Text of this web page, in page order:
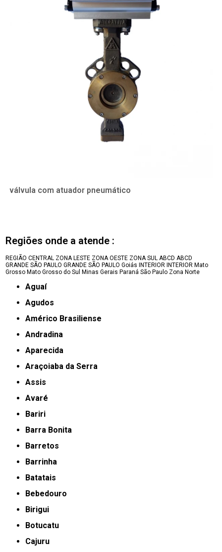
válvula com atuador pneumático
Regiões onde a atende :
REGIÃO CENTRAL ZONA LESTE ZONA OESTE ZONA SUL ABCD ABCD
GRANDE SÃO PAULO GRANDE SÃO PAULO Goiás INTERIOR INTERIOR Mato
Grosso Mato Grosso do Sul Minas Gerais Paraná São Paulo Zona Norte
Aguaí
Agudos
Américo Brasiliense
Andradina
Aparecida
Araçoiaba da Serra
Assis
Avaré
Bariri
Barra Bonita
Barretos
Barrinha
Batatais
Bebedouro
Birigui
Botucatu
Cajuru